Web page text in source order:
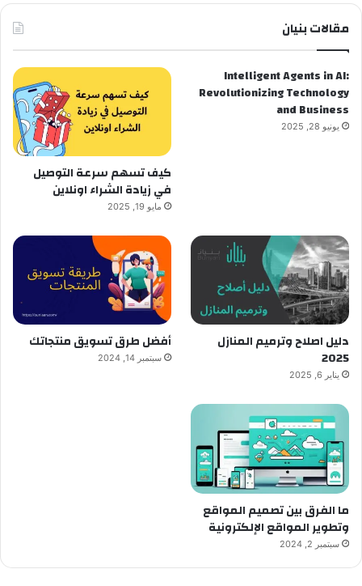
مقالات بنيان
Intelligent Agents in AI:
Revolutionizing Technology
and Business
يونيو 28, 2025
كيف تسهم سرعة التوصيل
في زيادة الشراء اونلاين
مايو 19, 2025
دليل اصلاح وترميم المنازل
2025
يناير 6, 2025
أفضل طرق تسويق منتجاتك
سبتمبر 14, 2024
ما الفرق بين تصميم المواقع
وتطوير المواقع الإلكترونية
سبتمبر 2, 2024